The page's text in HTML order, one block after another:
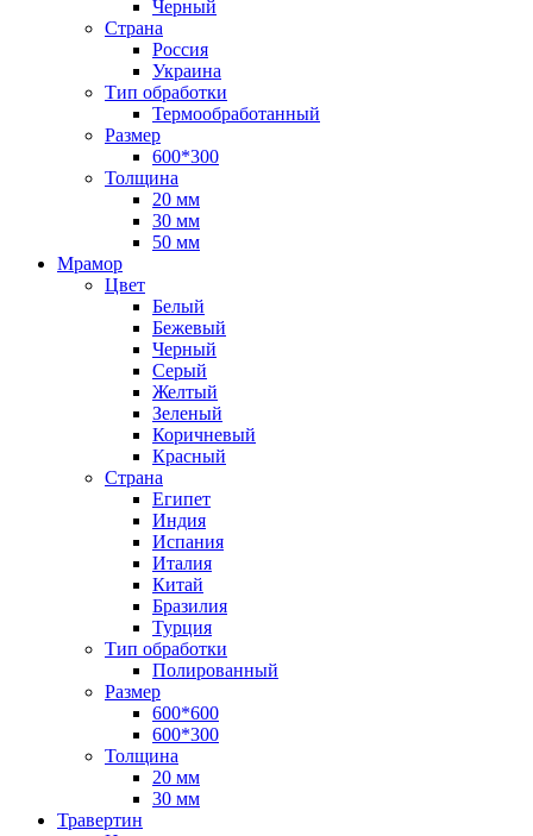
Черный
Страна
Россия
Украина
Тип обработки
Термообработанный
Размер
600*300
Толщина
20 мм
30 мм
50 мм
Мрамор
Цвет
Белый
Бежевый
Черный
Серый
Желтый
Зеленый
Коричневый
Красный
Страна
Египет
Индия
Испания
Италия
Китай
Бразилия
Турция
Тип обработки
Полированный
Размер
600*600
600*300
Толщина
20 мм
30 мм
Травертин